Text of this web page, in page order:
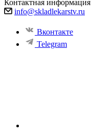
Контактная информация
info@skladlekarstv.ru
Вконтакте
Telegram